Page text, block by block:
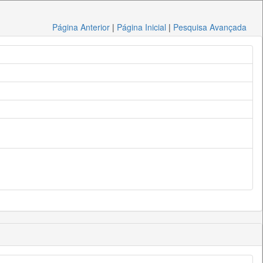
Página Anterior | Página Inicial | Pesquisa Avançada